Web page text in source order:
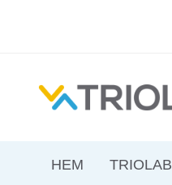
HEM TRIOLAB